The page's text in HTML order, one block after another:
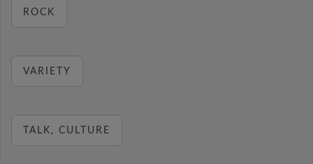
ROCK
VARIETY
TALK, CULTURE